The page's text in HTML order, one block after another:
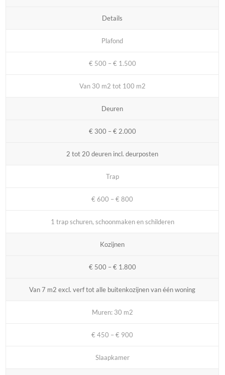
Details
Plafond
€ 500 – € 1.500
Van 30 m2 tot 100 m2
Deuren
€ 300 – € 2.000
2 tot 20 deuren incl. deurposten
Trap
€ 600 – € 800
1 trap schuren, schoonmaken en schilderen
Kozijnen
€ 500 – € 1.800
Van 7 m2 excl. verf tot alle buitenkozijnen van één woning
Muren: 30 m2
€ 450 – € 900
Slaapkamer